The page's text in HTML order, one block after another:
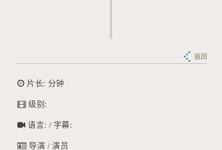
返回
片长: 分钟
级别:
语言: / 字幕:
导演 / 演员